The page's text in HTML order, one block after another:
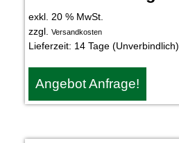
exkl. 20 % MwSt.
zzgl. Versandkosten
Lieferzeit: 14 Tage (Unverbindlich)
Angebot Anfrage!